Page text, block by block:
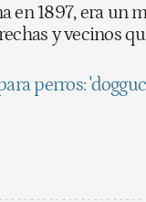
en 1897, era un
y vecinos
perros: